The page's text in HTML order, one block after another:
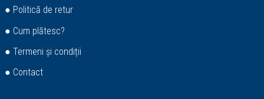
● Politică de retur
● Cum plătesc?
● Termeni și condiții
● Contact